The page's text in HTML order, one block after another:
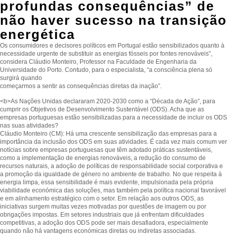
profundas consequências” de
não haver sucesso na transição
energética
Os consumidores e decisores políticos em Portugal estão sensibilizados quanto à
necessidade urgente de substituir as energias fósseis por fontes renováveis”,
considera Cláudio Monteiro, Professor na Faculdade de Engenharia da
Universidade do Porto. Contudo, para o especialista, “a consciência plena só
surgirá quando
começarmos a sentir as consequências diretas da inação”.
<b>As Nações Unidas declararam 2020-2030 como a “Década de Ação”, para
cumprir os Objetivos de Desenvolvimento Sustentável (ODS). Acha que as
empresas portuguesas estão sensibilizadas para a necessidade de incluir os ODS
nas suas atividades?
Cláudio Monteiro (CM): Há uma crescente sensibilização das empresas para a
importância da inclusão dos ODS em suas atividades. É cada vez mais comum ver
notícias sobre empresas portuguesas que têm adotado práticas sustentáveis,
como a implementação de energias renováveis, a redução do consumo de
recursos naturais, a adoção de políticas de responsabilidade social corporativa e
a promoção da igualdade de género no ambiente de trabalho. No que respeita à
energia limpa, essa sensibilidade é mais evidente, impulsionada pela própria
viabilidade económica das soluções, mas também pela política nacional favorável
e em alinhamento estratégico com o setor. Em relação aos outros ODS, as
iniciativas surgem muitas vezes motivadas por questões de imagem ou por
obrigações impostas. Em setores industriais que já enfrentam dificuldades
competitivas, a adoção dos ODS pode ser mais desafiadora, especialmente
quando não há vantagens económicas diretas ou indiretas associadas.